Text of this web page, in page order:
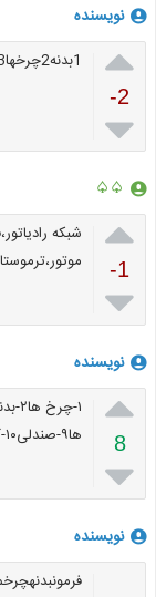
نویسنده

-2

1بدنه2چرخها3فرمون4موتور5صندلی ماشین
♤♤

-1

شبکه
نویسنده

8

ها۹-صندلی۱۰-کمربند
نویسنده